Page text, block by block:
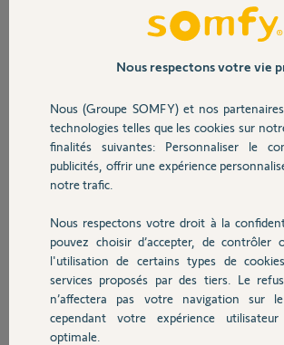
Sécurité
Domotique
Chauffage
Autres produits
pouvez vous recompiler l'application Visidom
ma caméra fonctionne parfaitement, et en
en vous remerciant,
Cordialement.
Didier B.
Didier B.
Participer au fil de
Réponses
Nous respectons votre vie
Nous (Groupe SOMFY) et nos
technologies telles que les cookies sur
finalités suivantes: Personnaliser le
publicités, offrir une expérience
notre trafic.
Nous respectons votre droit à la
pouvez choisir d’accepter, de contrôler
l'utilisation de certains types de
services proposés par des tiers. Le
n’affectera pas votre navigation sur
cependant votre expérience
optimale.